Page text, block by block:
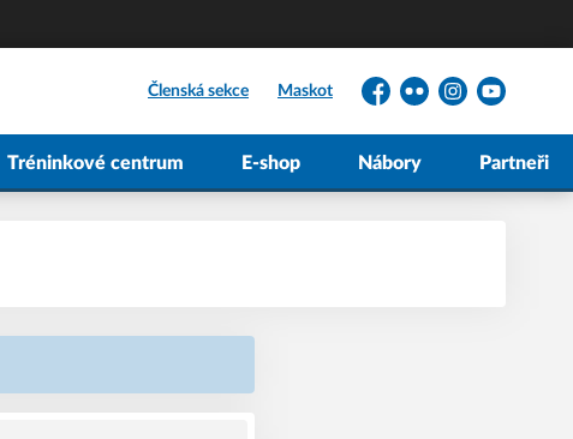
Členská sekce Maskot
Facebook
FlickrInstagramYouTube
Tréninkové centrum E-shop Nábory Partneři